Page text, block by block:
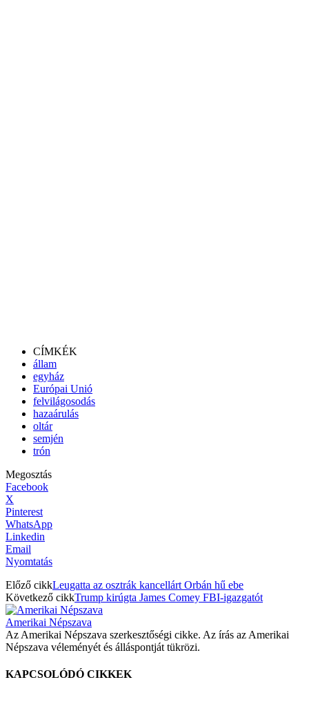
CÍMKÉK
állam
egyház
Európai Unió
felvilágosodás
hazaárulás
oltár
semjén
trón
Megosztás
Facebook
X
Pinterest
WhatsApp
Linkedin
Email
Nyomtatás
Előző cikkLeugatta az osztrák kancellárt Orbán hű ebe
Következő cikkTrump kirúgta James Comey FBI-igazgatót
Amerikai Népszava
Az Amerikai Népszava szerkesztőségi cikke. Az írás az Amerikai
Népszava véleményét és álláspontját tükrözi.
KAPCSOLÓDÓ CIKKEK